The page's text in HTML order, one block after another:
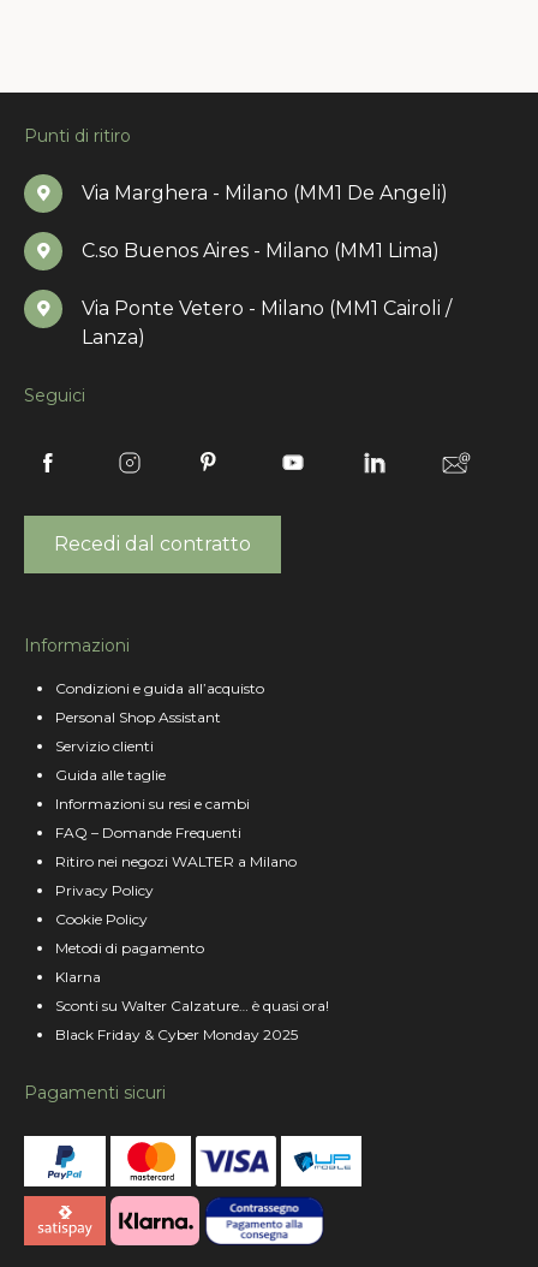
Punti di ritiro
Via Marghera - Milano (MM1 De Angeli)
C.so Buenos Aires - Milano (MM1 Lima)
Via Ponte Vetero - Milano (MM1 Cairoli /
Lanza)
Seguici
Recedi dal contratto
Informazioni
Condizioni e guida all’acquisto
Personal Shop Assistant
Servizio clienti
Guida alle taglie
Informazioni su resi e cambi
FAQ – Domande Frequenti
Ritiro nei negozi WALTER a Milano
Privacy Policy
Cookie Policy
Metodi di pagamento
Klarna
Sconti su Walter Calzature… è quasi ora!
Black Friday & Cyber Monday 2025
Pagamenti sicuri